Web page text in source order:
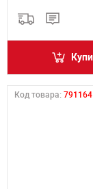
Код товара: 791164